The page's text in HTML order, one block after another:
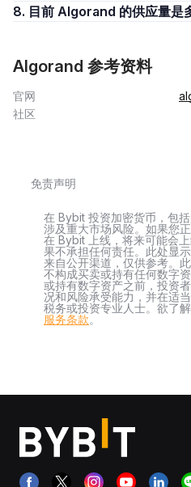
8. 目前 Algorand 的供应量是
Algorand 参考资料
官网
社区
免责声明
在 Bybit 投资加密货币，包
涉及重大市场风险。如果您
在 Bybit 上线，将来可能会
果不承担任何责任。此处显
来自公开渠道，仅供参考。
不构成买卖或持有任何数字
或持有数字资产之前，投资
况和风险承受能力，并在适
税务或投资专业人士。欲了
服务条款。